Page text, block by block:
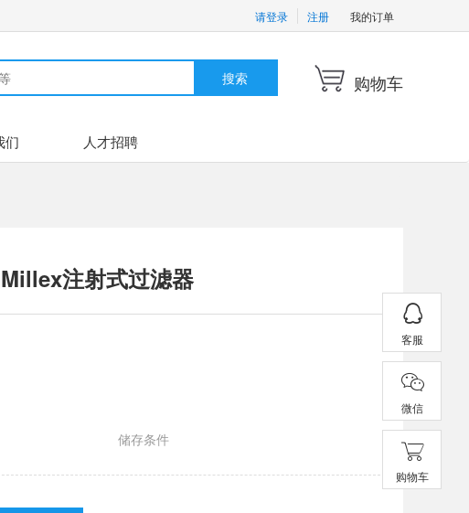
请登录 注册 我的订单
搜索 购物车
们 人才招聘
注射式过滤器
储存条件
客服
微信
购物车